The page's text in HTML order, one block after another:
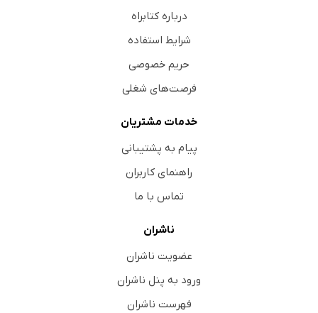
درباره کتابراه
شرایط استفاده
حریم خصوصی
فرصت‌های شغلی
خدمات مشتریان
پیام به پشتیبانی
راهنمای کاربران
تماس با ما
ناشران
عضویت ناشران
ورود به پنل ناشران
فهرست ناشران